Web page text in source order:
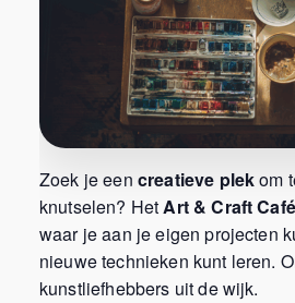
Zoek je een creatieve plekom
knutselen? HetArt & Craft Café
waar je aan je eigen projecten
nieuwe technieken kunt leren.
kunstliefhebbers uit de wijk.